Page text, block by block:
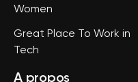
Women
Great Place To Work in
Tech
A propos